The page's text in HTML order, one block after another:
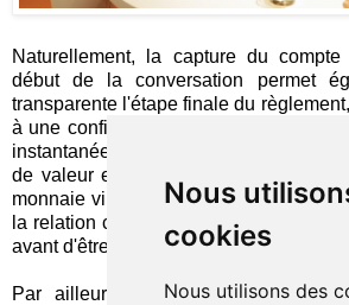
Nous
cookies
Nous utilisons des
Naturellement, la capture du
début de la conversation permet
transparente l'étape finale du
à une confirmation du prix à régler
instantanée sur le téléphone du
de valeur est de la sorte
monnaie virtuel constitue d'abord et
la relation client (et de gestion de la
avant d'être un instrument de paiement.
Par ailleurs, MasterCard adopte ici